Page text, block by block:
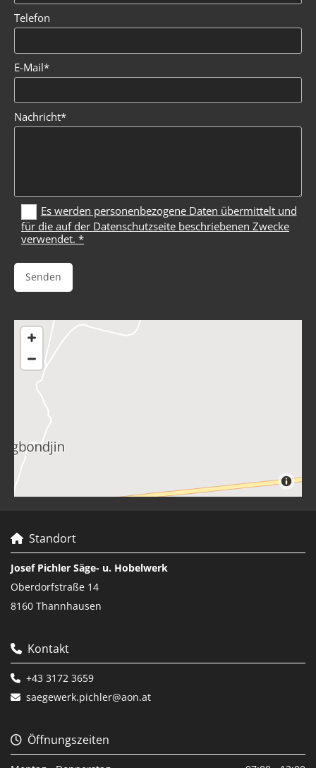
Telefon
E-Mail*
Nachricht*
Es werden personenbezogene Daten übermittelt und
für die auf der Datenschutzseite beschriebenen Zwecke
verwendet. *
 Standort
Josef Pichler Säge- u. Hobelwerk
Oberdorfstraße 14
8160 Thannhausen
 Kontakt
 +43 3172 3659
 saegewerk.pichler@aon.at
 Öffnungszeiten